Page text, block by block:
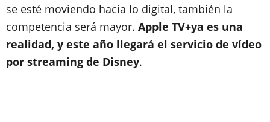
se esté moviendo hacia lo digital, también la
competencia será mayor. Apple TV+ya es una
realidad, y este año llegará el servicio de vídeo
por streaming de Disney.